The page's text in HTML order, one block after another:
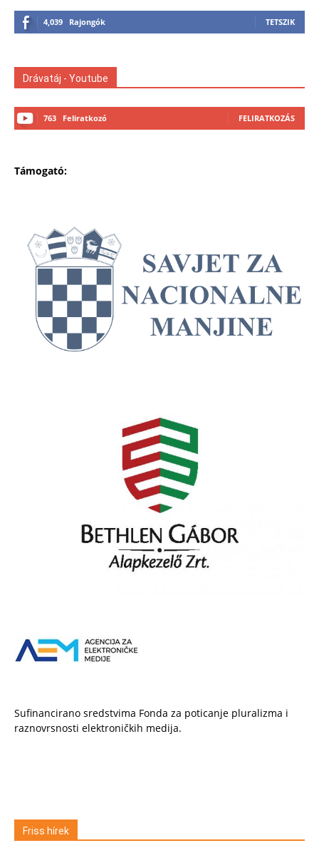
4,039 Rajongók TETSZIK
Drávatáj - Youtube
763 Feliratkozó FELIRATKOZÁS
Támogató:
Sufinancirano sredstvima Fonda za poticanje pluralizma i
raznovrsnosti elektroničkih medija.
Friss hírek